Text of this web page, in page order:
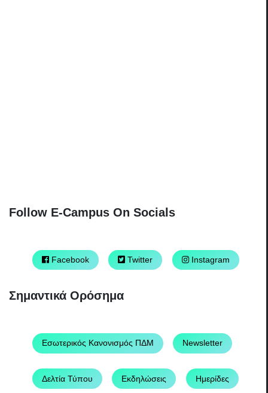
Follow E-Campus On Socials
Facebook Twitter Instagram
Σημαντικά Ορόσημα
Εσωτερικός Κανονισμός ΠΔΜ Newsletter
Δελτία Τύπου Εκδηλώσεις Ημερίδες